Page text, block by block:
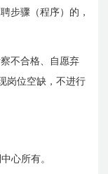
步骤（程序）的，
不合格、自愿弃
岗位空缺，不进行
心所有。